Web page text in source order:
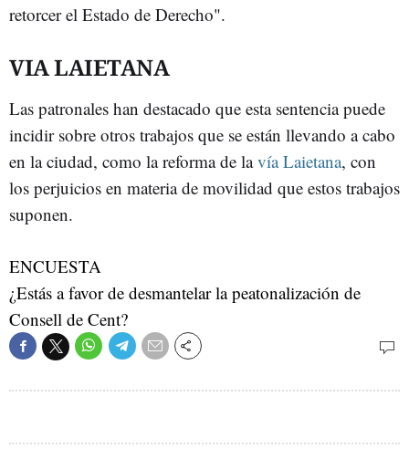
retorcer el Estado de Derecho".
VIA LAIETANA
Las patronales han destacado que esta sentencia puede
incidir sobre otros trabajos que se están llevando a cabo
en la ciudad, como la reforma de lavía Laietana, con
los perjuicios en materia de movilidad que estos trabajos
suponen.
ENCUESTA
¿Estás a favor de desmantelar la peatonalización de
Consell de Cent?